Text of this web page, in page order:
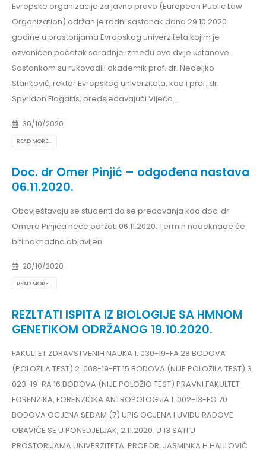
Evropske organizacije za javno pravo (European Public Law
Organization) održan je radni sastanak dana 29.10.2020.
godine u prostorijama Evropskog univerziteta kojim je
ozvaničen početak saradnje između ove dvije ustanove.
Sastankom su rukovodili akademik prof. dr. Nedeljko
Stanković, rektor Evropskog univerziteta, kao i prof. dr.
Spyridon Flogaitis, predsjedavajući Vijeća...
30/10/2020
READ MORE...
Doc. dr Omer Pinjić – odgođena nastava
06.11.2020.
Obavještavaju se studenti da se predavanja kod doc. dr
Omera Pinjića neće održati 06.11.2020. Termin nadoknade će
biti naknadno objavljen.
28/10/2020
READ MORE...
REZLTATI ISPITA IZ BIOLOGIJE SA HMNOM
GENETIKOM ODRŽANOG 19.10.2020.
FAKULTET ZDRAVSTVENIH NAUKA 1. 030-19-FA 28 BODOVA
(POLOŽILA TEST) 2. 008-19-FT 15 BODOVA (NIJE POLOŽILA TEST) 3.
023-19-RA 16 BODOVA (NIJE POLOŽIO TEST) PRAVNI FAKULTET
FORENZIKA, FORENZIČKA ANTROPOLOGIJA 1. 002-13-FO 70
BODOVA OCJENA SEDAM (7) UPIS OCJENA I UVIDU RADOVE
OBAVIĆE SE U PONEDJELJAK, 2.11.2020. U 13 SATI U
PROSTORIJAMA UNIVERZITETA. PROF.DR. JASMINKA H.HALILOVIĆ